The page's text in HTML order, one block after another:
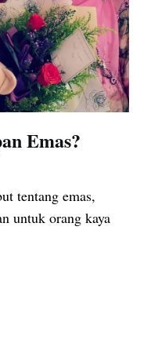
Emas?
tentang emas,
untuk orang kaya